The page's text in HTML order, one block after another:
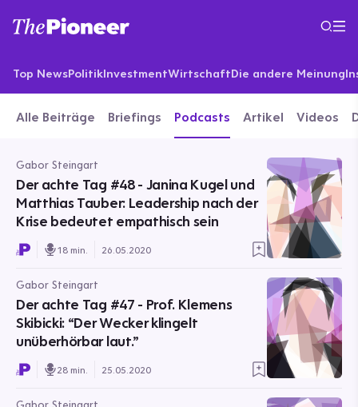
Top NewsPolitikInvestmentWirtschaftDie andere Meinung
Alle Beiträge Briefings Podcasts Artikel Videos
Gabor Steingart
Der achte Tag #48 - Janina Kugel und
Matthias Tauber: Leadership nach der
Krise bedeutet empathisch sein
18 min. 26.05.2020
Gabor Steingart
Der achte Tag #47 - Prof. Klemens
Skibicki: “Der Wecker klingelt
unüberhörbar laut.”
28 min. 25.05.2020